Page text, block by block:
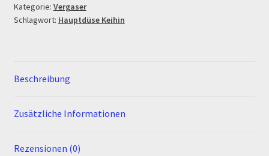
Kasse
Log In
MALCOR MTR PITBIKES
MALCOR PITCROSS / DIRTBIKE
Kategorie: Vergaser
Schlagwort: Hauptdüse Keihin
Beschreibung
Zusätzliche Informationen
Rezensionen (0)